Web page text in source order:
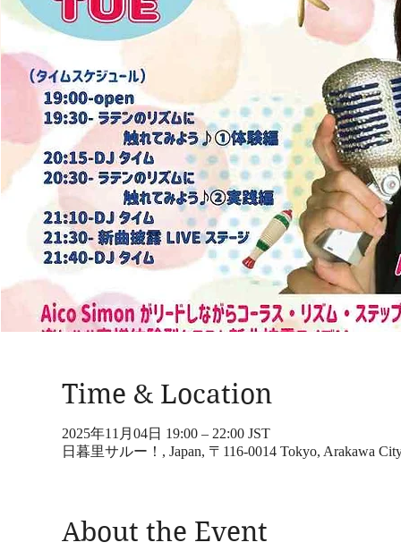
Time & Location
2025年11月04日 19:00 – 22:00 JST
日暮里サルー！, Japan, 〒116-0014 Tokyo, Arakawa
About the Event